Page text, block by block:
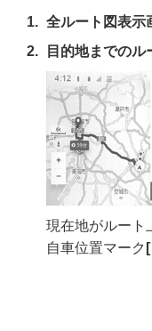
全ルート図表示
目的地までのル
現在地がルート
自車位置マーク [‍